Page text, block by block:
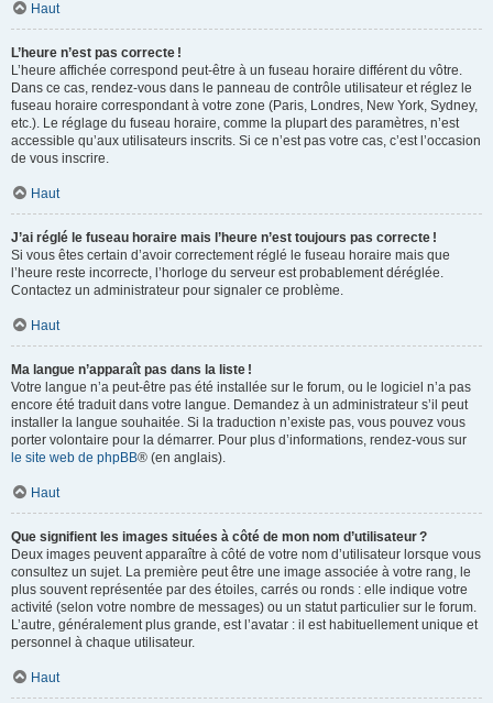
Haut
L’heure n’est pas correcte !
L’heure affichée correspond peut-être à un fuseau horaire différent du vôtre.
Dans ce cas, rendez-vous dans le panneau de contrôle utilisateur et réglez le
fuseau horaire correspondant à votre zone (Paris, Londres, New York, Sydney,
etc.). Le réglage du fuseau horaire, comme la plupart des paramètres, n’est
accessible qu’aux utilisateurs inscrits. Si ce n’est pas votre cas, c’est l’occasion
de vous inscrire.
Haut
J’ai réglé le fuseau horaire mais l’heure n’est toujours pas correcte !
Si vous êtes certain d’avoir correctement réglé le fuseau horaire mais que
l’heure reste incorrecte, l’horloge du serveur est probablement déréglée.
Contactez un administrateur pour signaler ce problème.
Haut
Ma langue n’apparaît pas dans la liste !
Votre langue n’a peut-être pas été installée sur le forum, ou le logiciel n’a pas
encore été traduit dans votre langue. Demandez à un administrateur s’il peut
installer la langue souhaitée. Si la traduction n’existe pas, vous pouvez vous
porter volontaire pour la démarrer. Pour plus d’informations, rendez-vous sur
le site web de phpBB® (en anglais).
Haut
Que signifient les images situées à côté de mon nom d’utilisateur ?
Deux images peuvent apparaître à côté de votre nom d’utilisateur lorsque vous
consultez un sujet. La première peut être une image associée à votre rang, le
plus souvent représentée par des étoiles, carrés ou ronds : elle indique votre
activité (selon votre nombre de messages) ou un statut particulier sur le forum.
L’autre, généralement plus grande, est l’avatar : il est habituellement unique et
personnel à chaque utilisateur.
Haut